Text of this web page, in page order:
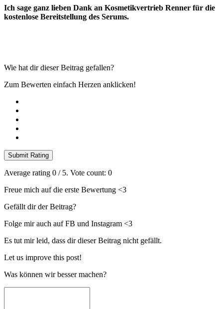
Ich sage ganz lieben Dank an Kosmetikvertrieb Renner für die
kostenlose Bereitstellung des Serums.
Wie hat dir dieser Beitrag gefallen?
Zum Bewerten einfach Herzen anklicken!
Submit Rating
Average rating 0 / 5. Vote count: 0
Freue mich auf die erste Bewertung <3
Gefällt dir der Beitrag?
Folge mir auch auf FB und Instagram <3
Es tut mir leid, dass dir dieser Beitrag nicht gefällt.
Let us improve this post!
Was können wir besser machen?